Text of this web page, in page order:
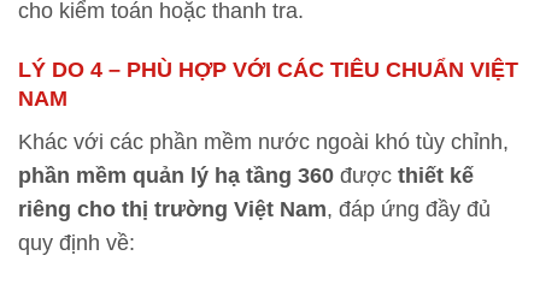
cho kiểm toán hoặc thanh tra.
LÝ DO 4 – PHÙ HỢP VỚI CÁC TIÊU CHUẨN VIỆT
NAM
Khác với các phần mềm nước ngoài khó tùy chỉnh,
phần mềm quản lý hạ tầng 360 được thiết kế
riêng cho thị trường Việt Nam, đáp ứng đầy đủ
quy định về: